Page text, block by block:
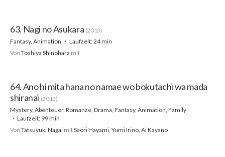
63. Nagi no Asukara (2013)
Fantasy, Animation
Laufzeit: 24 min
Von Toshiya Shinohara mit
64. Ano hi mita hana no namae wo bokutachi wa mada
shiranai (2013)
Mystery, Abenteuer, Romanze, Drama, Fantasy, Animation, Family
Laufzeit: 99 min
Von Tatsuyuki Nagai mitSaori Hayami, Yumi Irino, Ai Kayano